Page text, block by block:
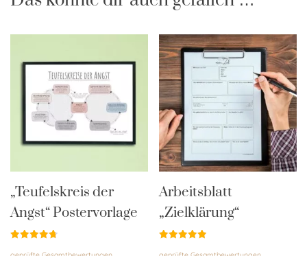
„Teufelskreis der
Angst“ Postervorlage
Arbeitsblatt
„Zielklärung“